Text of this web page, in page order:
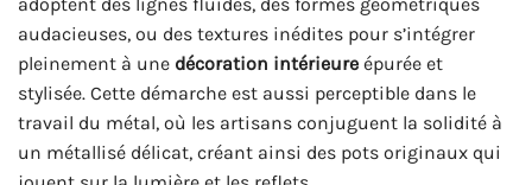
adoptent des lignes fluides, des formes géométriques
audacieuses, ou des textures inédites pour s’intégrer
pleinement à une décoration intérieure épurée et
stylisée. Cette démarche est aussi perceptible dans le
travail du métal, où les artisans conjuguent la solidité à
un métallisé délicat, créant ainsi des pots originaux qui